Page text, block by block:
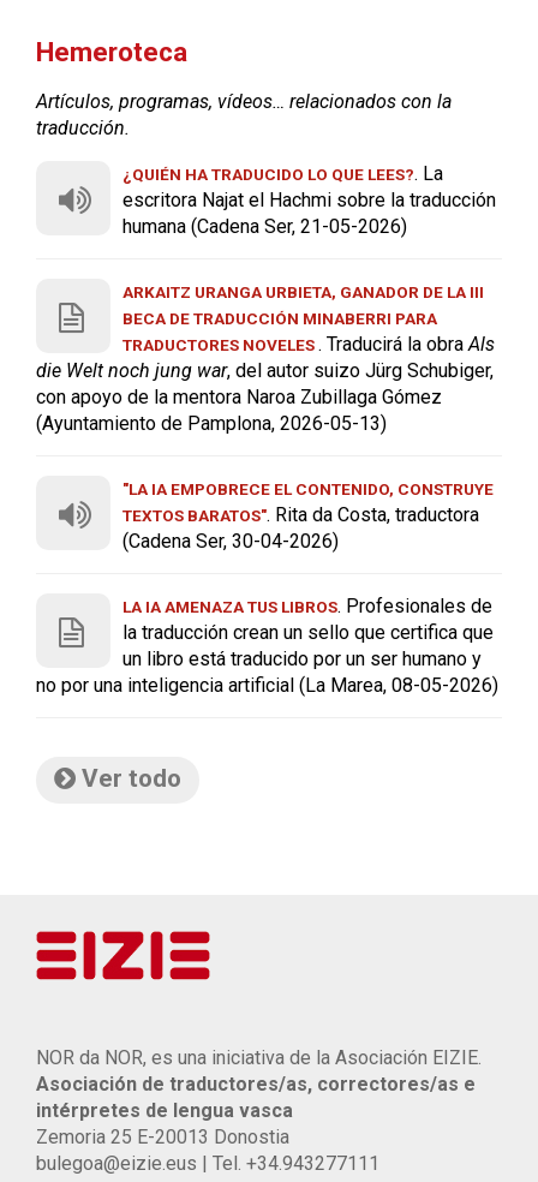
Hemeroteca
Artículos, programas, vídeos… relacionados con la
traducción.
¿QUIÉN HA TRADUCIDO LO QUE LEES?. La
escritora Najat el Hachmi sobre la traducción
humana (Cadena Ser, 21-05-2026)
ARKAITZ URANGA URBIETA, GANADOR DE LA III
BECA DE TRADUCCIÓN MINABERRI PARA
TRADUCTORES NOVELES. Traducirá la obraAls
die Welt noch jung war, del autor suizo Jürg Schubiger,
con apoyo de la mentora Naroa Zubillaga Gómez
(Ayuntamiento de Pamplona, 2026-05-13)
"LA IA EMPOBRECE EL CONTENIDO, CONSTRUYE
TEXTOS BARATOS". Rita da Costa, traductora
(Cadena Ser, 30-04-2026)
LA IA AMENAZA TUS LIBROS. Profesionales de
la traducción crean un sello que certifica que
un libro está traducido por un ser humano y
no por una inteligencia artificial (La Marea, 08-05-2026)
Ver todo
NOR da NOR, es una iniciativa de la Asociación EIZIE.
Asociación de traductores/as, correctores/as e
intérpretes de lengua vasca
Zemoria 25 E-20013 Donostia
bulegoa@eizie.eus | Tel. +34.943277111